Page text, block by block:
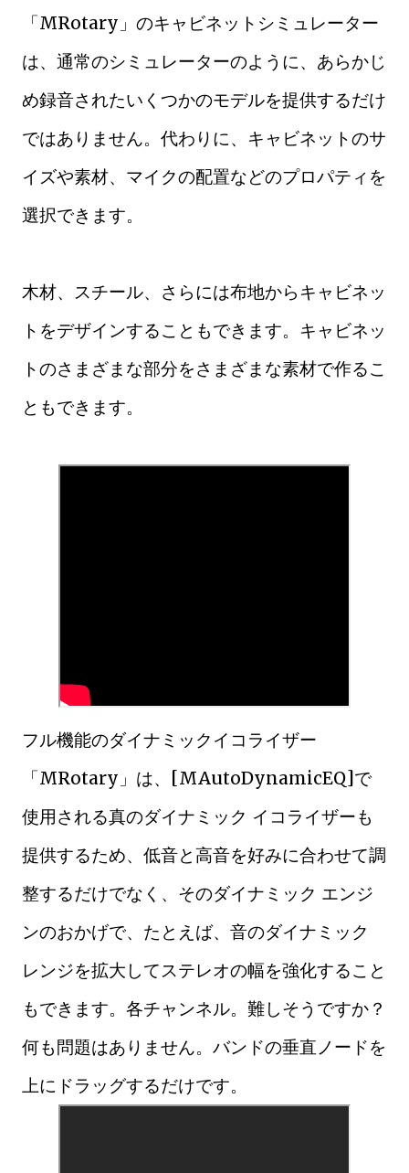
「MRotary」のキャビネットシミュレーター
は、通常のシミュレーターのように、あらかじ
め録音されたいくつかのモデルを提供するだけ
ではありません。代わりに、キャビネットのサ
イズや素材、マイクの配置などのプロパティを
選択できます。
木材、スチール、さらには布地からキャビネッ
トをデザインすることもできます。キャビネッ
トのさまざまな部分をさまざまな素材で作るこ
ともできます。
フル機能のダイナミックイコライザー
「MRotary」は、[MAutoDynamicEQ]で
使用される真のダイナミック イコライザーも
提供するため、低音と高音を好みに合わせて調
整するだけでなく、そのダイナミック エンジ
ンのおかげで、たとえば、音のダイナミック
レンジを拡大してステレオの幅を強化すること
もできます。各チャンネル。難しそうですか？
何も問題はありません。バンドの垂直ノードを
上にドラッグするだけです。